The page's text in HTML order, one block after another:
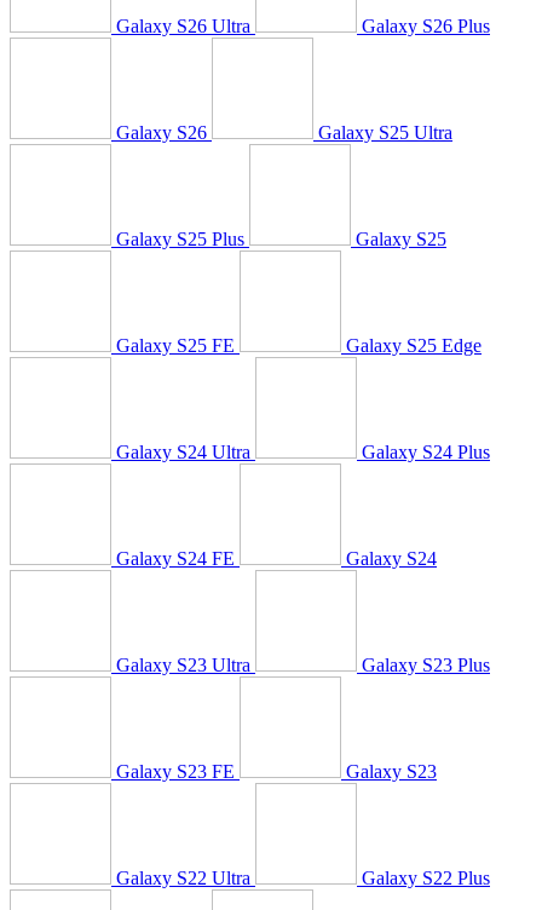
Galaxy S26 Ultra Galaxy S26 Plus
Galaxy S26 Galaxy S25 Ultra
Galaxy S25 Plus Galaxy S25
Galaxy S25 FE Galaxy S25 Edge
Galaxy S24 Ultra Galaxy S24 Plus
Galaxy S24 FE Galaxy S24
Galaxy S23 Ultra Galaxy S23 Plus
Galaxy S23 FE Galaxy S23
Galaxy S22 Ultra Galaxy S22 Plus